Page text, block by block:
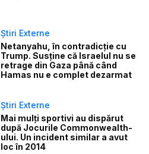
Știri Externe
Netanyahu, în contradicție cu
Trump. Susține că Israelul nu se
retrage din Gaza până când
Hamas nu e complet dezarmat
Știri Externe
Mai mulți sportivi au dispărut
după Jocurile Commonwealth-
ului. Un incident similar a avut
loc în 2014